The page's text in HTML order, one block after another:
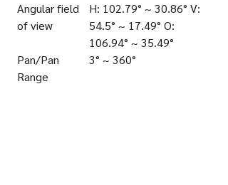
Angular field
of view
H: 102.79° ~ 30.86° V:
54.5° ~ 17.49° O:
106.94° ~ 35.49°
Pan/Pan
Range
3° ~ 360°